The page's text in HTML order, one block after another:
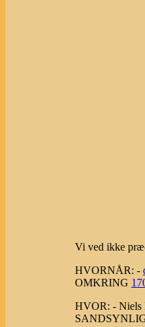
Vi ved ikke
HVORNÅR: -
OMKRING
HVOR: - Niels